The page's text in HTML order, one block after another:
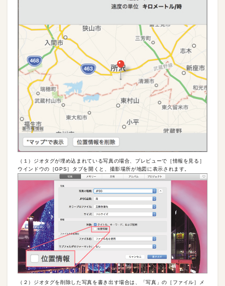
（１）ジオタグが埋め込まれている写真の場合、プレビューで［情報を見る］
ウインドウの［GPS］タブを開くと、撮影場所が地図に表示されます。
（２）ジオタグを削除した写真を書き出す場合は、「写真」の［ファイル］メ